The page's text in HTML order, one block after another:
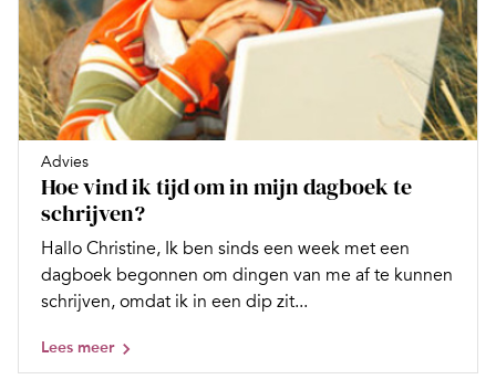
Advies
Hoe vind ik tijd om in mijn dagboek te
schrijven?
Hallo Christine, Ik ben sinds een week met een
dagboek begonnen om dingen van me af te kunnen
schrijven, omdat ik in een dip zit...
Lees meer